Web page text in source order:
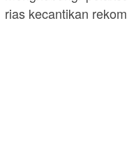
rias kecantikan